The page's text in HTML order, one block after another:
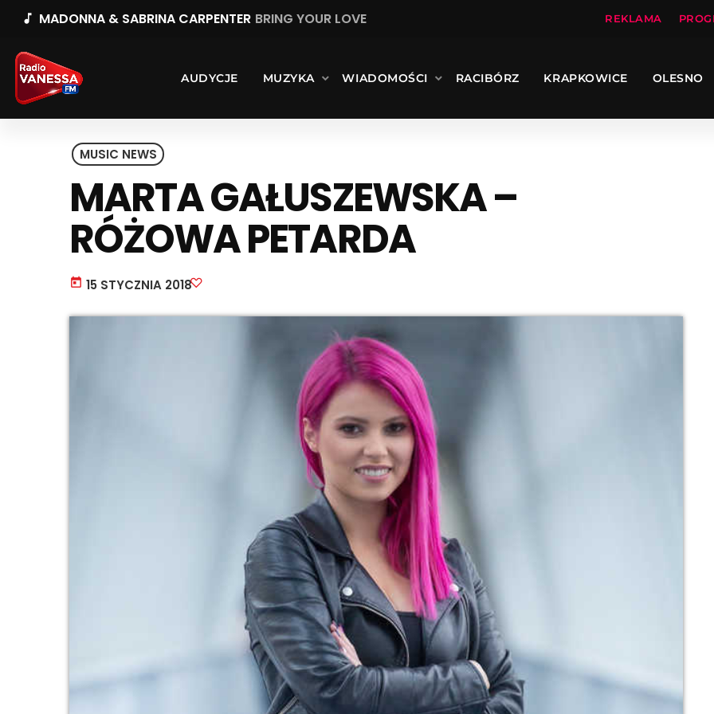
music_note MADONNA & SABRINA CARPENTER BRING YOUR LOVE REKLAMA
AUDYCJE MUZYKA WIADOMOŚCI RACIBÓRZ KRAPKOWICE OLESNO
MUSIC NEWS
MARTA GAŁUSZEWSKA –
RÓŻOWA PETARDA
today 15 STYCZNIA 2018